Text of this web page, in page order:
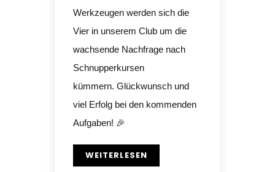
Werkzeugen werden sich die
Vier in unserem Club um die
wachsende Nachfrage nach
Schnupperkursen
kümmern. Glückwunsch und
viel Erfolg bei den kommenden
Aufgaben! 🎉
WEITERLESEN